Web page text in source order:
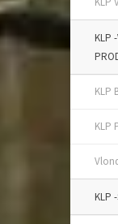
KLP
KLP
KLP
KLP